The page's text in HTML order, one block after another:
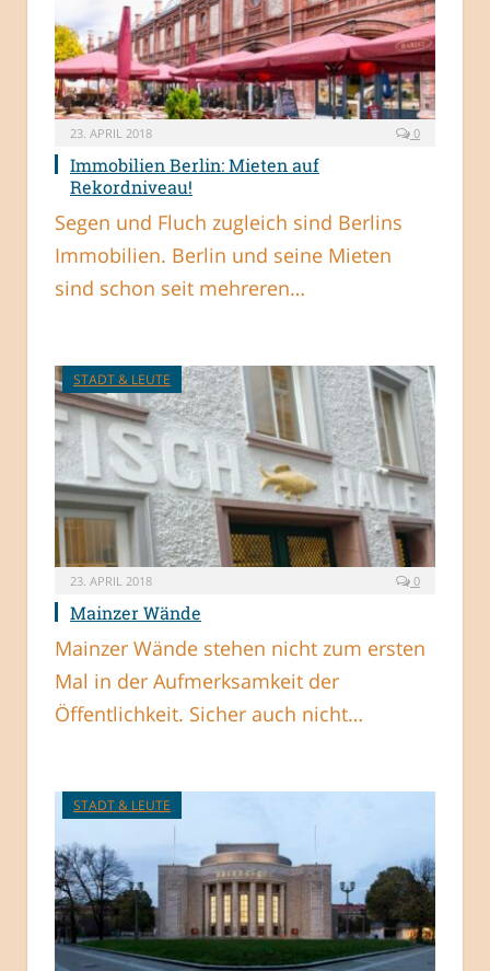
23. APRIL 2018 0
Immobilien Berlin: Mieten auf
Rekordniveau!
Segen und Fluch zugleich sind Berlins
Immobilien. Berlin und seine Mieten
sind schon seit mehreren…
STADT & LEUTE
23. APRIL 2018 0
Mainzer Wände
Mainzer Wände stehen nicht zum ersten
Mal in der Aufmerksamkeit der
Öffentlichkeit. Sicher auch nicht…
STADT & LEUTE